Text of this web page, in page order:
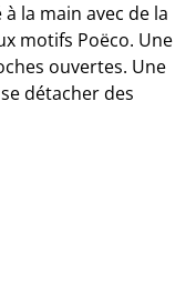
la main avec de la
motifs Poëco. Une
ouvertes. Une
détacher des